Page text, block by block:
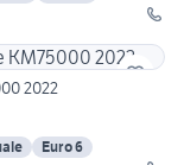
2022
Euro 6